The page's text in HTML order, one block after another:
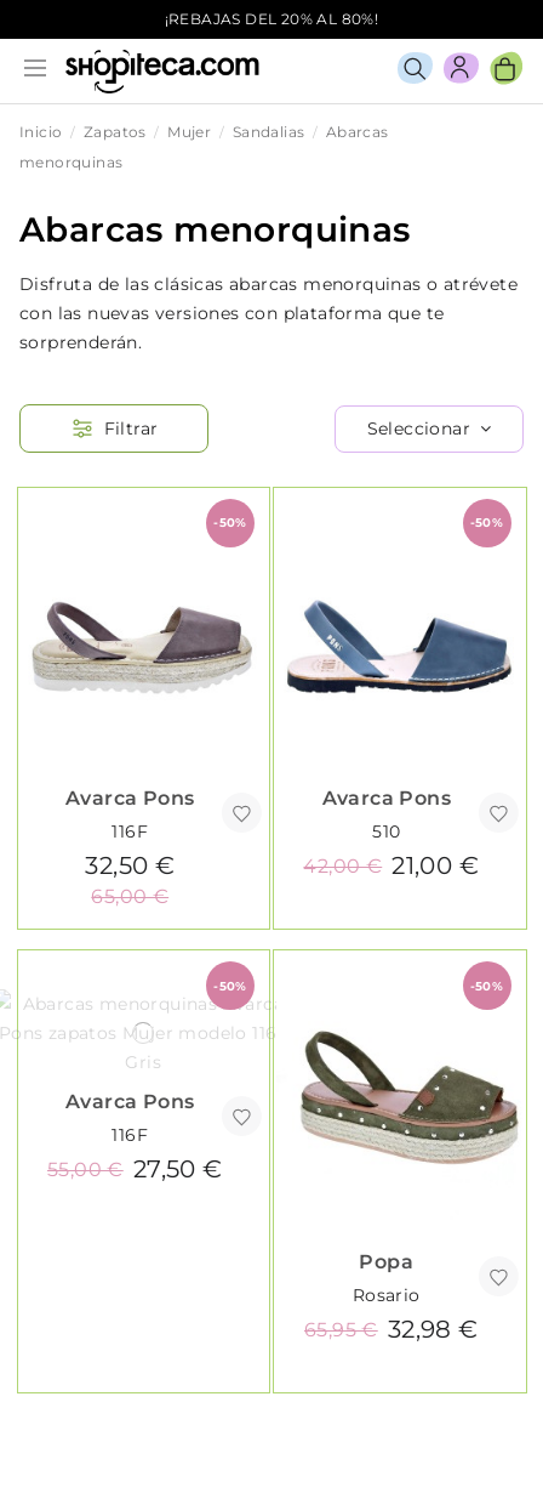
¡REBAJAS DEL 20% AL 80%!
Inicio Zapatos Mujer Sandalias
Abarcas
menorquinas
Abarcas menorquinas
Disfruta de las clásicas abarcas menorquinas o atrévete
con las nuevas versiones con plataforma que te
sorprenderán.
Filtrar Seleccionar
-50%
Avarca Pons
116F
32,50 €
65,00 €
-50%
Avarca Pons
510
21,00 €
42,00 €
-50%
Avarca Pons
116F
27,50 €
55,00 €
-50%
Popa
Rosario
32,98 €
65,95 €